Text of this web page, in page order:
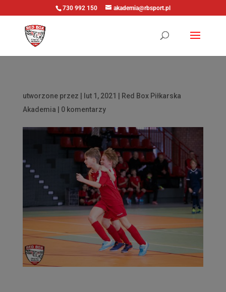
730 992 150 akademia@rbsport.pl
utworzone przez lut 1, 2021
Red Box Piłkarska
Akademia
0 komentarzy